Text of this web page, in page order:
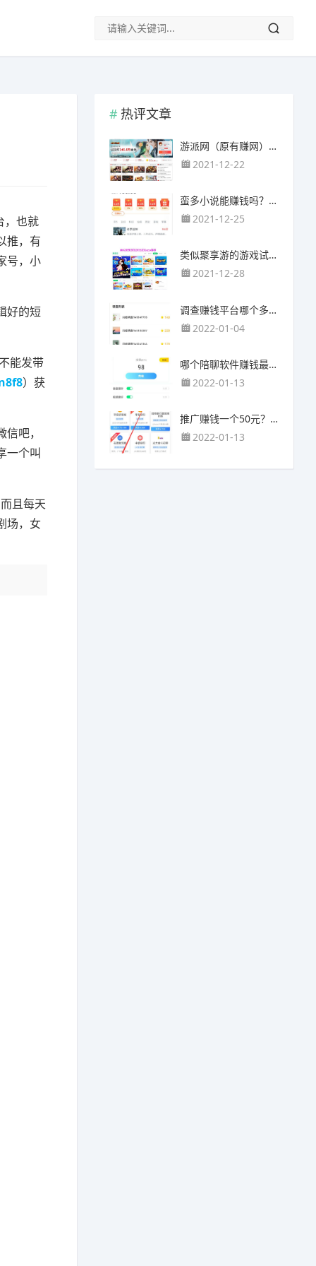
，也就
推，有
号，小
好的短
能发带
）获
吧，
一个叫
且每天
场，女
热评文章
游派网（原有赚网），主要以试玩游戏赚钱为主
2021-12-22
蛮多小说能赚钱吗？送的100元能提现靠谱吗？
2021-12-25
类似聚享游的游戏试玩app（平台）推荐
2021-12-28
调查赚钱平台哪个多？哪个调查网站正规靠谱？
2022-01-04
哪个陪聊软件赚钱最快？目前陪人聊天可以挣钱的app推荐
2022-01-13
推广赚钱一个50元？我这个一个最高可以赚500元
2022-01-13